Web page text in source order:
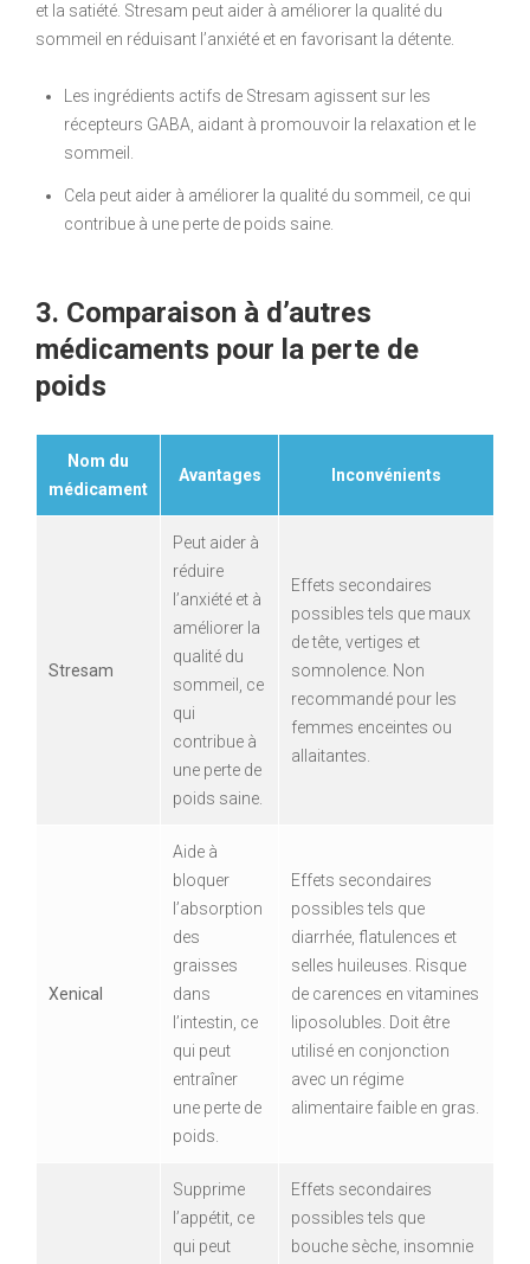
et la satiété. Stresam peut aider à améliorer la qualité du
sommeil en réduisant l’anxiété et en favorisant la détente.
Les ingrédients actifs de Stresam agissent sur les
récepteurs GABA, aidant à promouvoir la relaxation et le
sommeil.
Cela peut aider à améliorer la qualité du sommeil, ce qui
contribue à une perte de poids saine.
3. Comparaison à d’autres
médicaments pour la perte de
poids
Nom du
médicament
Avantages Inconvénients
Stresam
Peut aider à
réduire
l’anxiété et à
améliorer la
qualité du
sommeil, ce
qui
contribue à
une perte de
poids saine.
Effets secondaires
possibles tels que maux
de tête, vertiges et
somnolence. Non
recommandé pour les
femmes enceintes ou
allaitantes.
Xenical
Aide à
bloquer
l’absorption
des
graisses
dans
l’intestin, ce
qui peut
entraîner
une perte de
poids.
Effets secondaires
possibles tels que
diarrhée, flatulences et
selles huileuses. Risque
de carences en vitamines
liposolubles. Doit être
utilisé en conjonction
avec un régime
alimentaire faible en gras.
Supprime
l’appétit, ce
qui peut
Effets secondaires
possibles tels que
bouche sèche, insomnie